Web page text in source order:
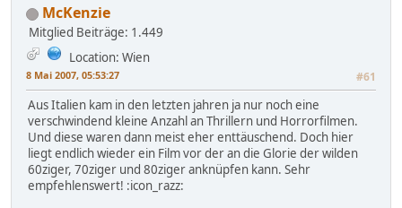
McKenzie
Mitglied Beiträge: 1.449
Location: Wien
8 Mai 2007, 05:53:27 #61
Aus Italien kam in den letzten jahren ja nur noch eine
verschwindend kleine Anzahl an Thrillern und Horrorfilmen.
Und diese waren dann meist eher enttäuschend. Doch hier
liegt endlich wieder ein Film vor der an die Glorie der wilden
60ziger, 70ziger und 80ziger anknüpfen kann. Sehr
empfehlenswert! :icon_razz: